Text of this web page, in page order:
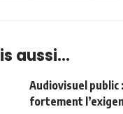
aussi...
Audiovisuel public
fortement